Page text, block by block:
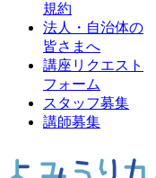
規約
法人・自治体の
皆さまへ
講座リクエスト
フォーム
スタッフ募集
講師募集